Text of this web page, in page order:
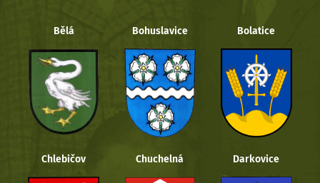
Bělá Bohuslavice Bolatice
Chlebičov Chuchelná Darkovice